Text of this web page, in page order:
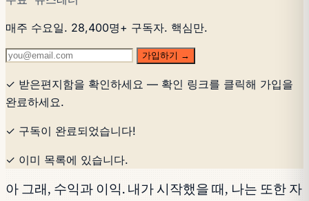
매주 수요일. 28,400명+ 구독자. 핵심만.
가입하기 →
✓ 받은편지함을 확인하세요 — 확인 링크를 클릭해 가입을
완료하세요.
✓ 구독이 완료되었습니다!
✓ 이미 목록에 있습니다.
아 그래, 수익과 이익. 내가 시작했을 때, 나는 또한 자